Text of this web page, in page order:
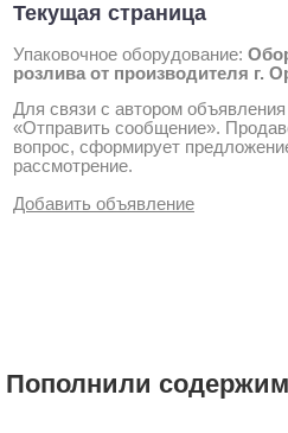
Текущая страница
Упаковочное оборудование:
розлива от производителя г.
Для связи с автором
«Отправить сообщение».
вопрос, сформирует
рассмотрение.
Добавить объявление
Пополнили